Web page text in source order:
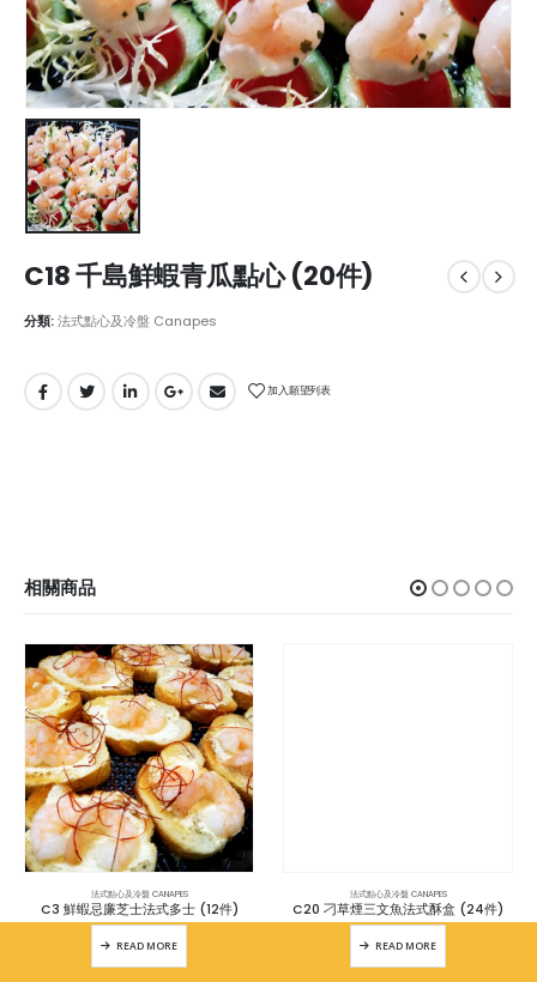
C18 千島鮮蝦青瓜點心 (20件)
分類:法式點心及冷盤 Canapes
加入願望列表
相關商品
法式點心及冷盤 CANAPES
C3 鮮蝦忌廉芝士法式多士 (12件)
READ MORE
法式點心及冷盤 CANAPES
C20 刁草煙三文魚法式酥盒 (24件)
READ MORE